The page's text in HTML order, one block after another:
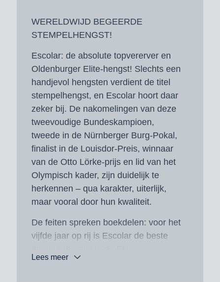
WERELDWIJD BEGEERDE
STEMPELHENGST!
Escolar: de absolute topvererver en
Oldenburger Elite-hengst! Slechts een
handjevol hengsten verdient de titel
stempelhengst, en Escolar hoort daar
zeker bij. De nakomelingen van deze
tweevoudige Bundeskampioen,
tweede in de Nürnberger Burg-Pokal,
finalist in de Louisdor-Preis, winnaar
van de Otto Lörke-prijs en lid van het
Olympisch kader, zijn duidelijk te
herkennen – qua karakter, uiterlijk,
maar vooral door hun kwaliteit.
De feiten spreken boekdelen: voor het
vijfde jaar op rij is Escolar de beste
fokwaardeschatting in de dressuur. Uit
Lees meer